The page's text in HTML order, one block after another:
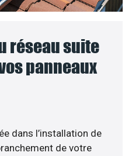
réseau suite
panneaux
dans l’installation de
de votre